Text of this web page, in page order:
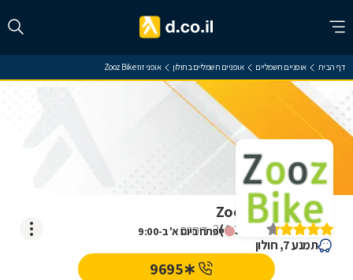
דף הבית אופניים חשמליים אופניים חשמליים בחולון אופני זוז Zooz Bike
ייפתח ביום א' ב-9:00
אופני זוז Zooz Bike
4.3
)
2דירוגים
תמנע 7, חולון
∗9695